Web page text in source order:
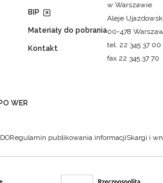
WER
BIP
Materiały do pobrania
Kontakt
w Warszawie
Aleje
00-478
tel. 22 345 37 00
fax 22 345 37 70
Regulamin publikowania informacjiSkargi i